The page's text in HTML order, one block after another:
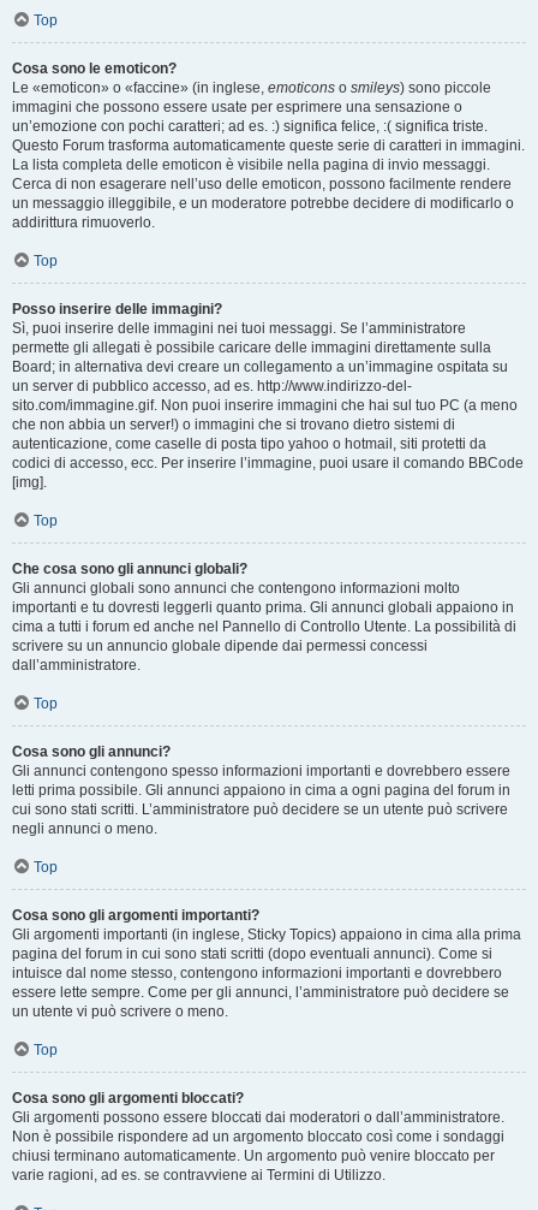
Top
Cosa sono le emoticon?
Le «emoticon» o «faccine» (in inglese, emoticons o smileys) sono piccole
immagini che possono essere usate per esprimere una sensazione o
un’emozione con pochi caratteri; ad es. :) significa felice, :( significa triste.
Questo Forum trasforma automaticamente queste serie di caratteri in immagini.
La lista completa delle emoticon è visibile nella pagina di invio messaggi.
Cerca di non esagerare nell’uso delle emoticon, possono facilmente rendere
un messaggio illeggibile, e un moderatore potrebbe decidere di modificarlo o
addirittura rimuoverlo.
Top
Posso inserire delle immagini?
Sì, puoi inserire delle immagini nei tuoi messaggi. Se l’amministratore
permette gli allegati è possibile caricare delle immagini direttamente sulla
Board; in alternativa devi creare un collegamento a un’immagine ospitata su
un server di pubblico accesso, ad es. http://www.indirizzo-del-
sito.com/immagine.gif. Non puoi inserire immagini che hai sul tuo PC (a meno
che non abbia un server!) o immagini che si trovano dietro sistemi di
autenticazione, come caselle di posta tipo yahoo o hotmail, siti protetti da
codici di accesso, ecc. Per inserire l’immagine, puoi usare il comando BBCode
[img].
Top
Che cosa sono gli annunci globali?
Gli annunci globali sono annunci che contengono informazioni molto
importanti e tu dovresti leggerli quanto prima. Gli annunci globali appaiono in
cima a tutti i forum ed anche nel Pannello di Controllo Utente. La possibilità di
scrivere su un annuncio globale dipende dai permessi concessi
dall’amministratore.
Top
Cosa sono gli annunci?
Gli annunci contengono spesso informazioni importanti e dovrebbero essere
letti prima possibile. Gli annunci appaiono in cima a ogni pagina del forum in
cui sono stati scritti. L’amministratore può decidere se un utente può scrivere
negli annunci o meno.
Top
Cosa sono gli argomenti importanti?
Gli argomenti importanti (in inglese, Sticky Topics) appaiono in cima alla prima
pagina del forum in cui sono stati scritti (dopo eventuali annunci). Come si
intuisce dal nome stesso, contengono informazioni importanti e dovrebbero
essere lette sempre. Come per gli annunci, l’amministratore può decidere se
un utente vi può scrivere o meno.
Top
Cosa sono gli argomenti bloccati?
Gli argomenti possono essere bloccati dai moderatori o dall’amministratore.
Non è possibile rispondere ad un argomento bloccato così come i sondaggi
chiusi terminano automaticamente. Un argomento può venire bloccato per
varie ragioni, ad es. se contravviene ai Termini di Utilizzo.